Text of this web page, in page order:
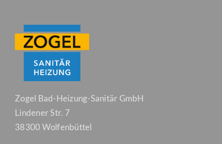
Zogel Bad-Heizung-Sanitär GmbH
Lindener Str. 7
38300 Wolfenbüttel